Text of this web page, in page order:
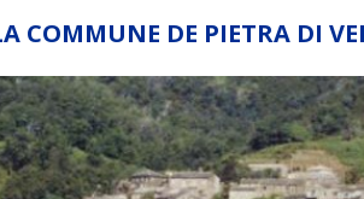
COMMUNE DE PIETRA DI